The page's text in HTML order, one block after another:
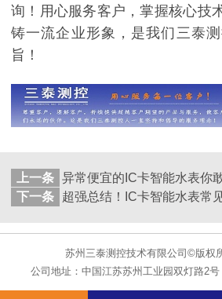
询！用心服务客户，掌握核心技
铸一流企业形象，是我们三泰
旨！
上一条
下一条
苏州三泰测控技术有限公司©版权
公司地址：中国江苏苏州工业园双灯路2号